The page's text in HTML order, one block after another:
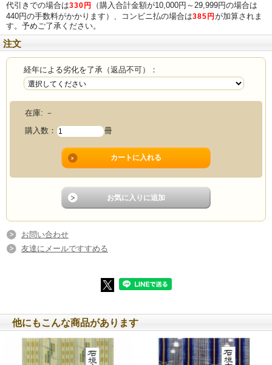
代引きでの場合は330円
（購入合計金額が10,000円～29,999円の場合は
440円の手数料がかかります）、コンビニ払の場合は385円 が加算されま
す。予めご了承ください。
注文
経年による劣化を了承（返品不可）：
在庫: －
購入数：
冊
お問い合わせ
友達にメールですすめる
他にもこんな商品があります